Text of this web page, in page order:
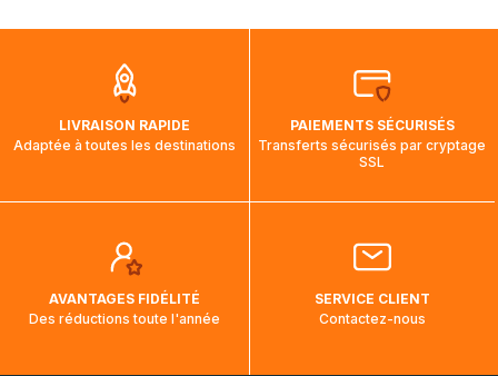
aura touché terre.
LIVRAISON RAPIDE
Adaptée à toutes les destinations
PAIEMENTS SÉCURISÉS
Transferts sécurisés par cryptage
SSL
AVANTAGES FIDÉLITÉ
Des réductions toute l'année
SERVICE CLIENT
Contactez-nous